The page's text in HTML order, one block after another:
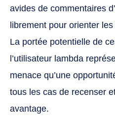
avides de commentaires
librement pour orienter
La portée potentielle de
l’utilisateur lambda
menace qu’une
tous les cas de recenser
avantage.